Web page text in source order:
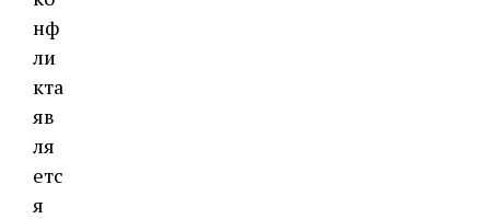
нф
ли
кта
яв
ля
етс
я